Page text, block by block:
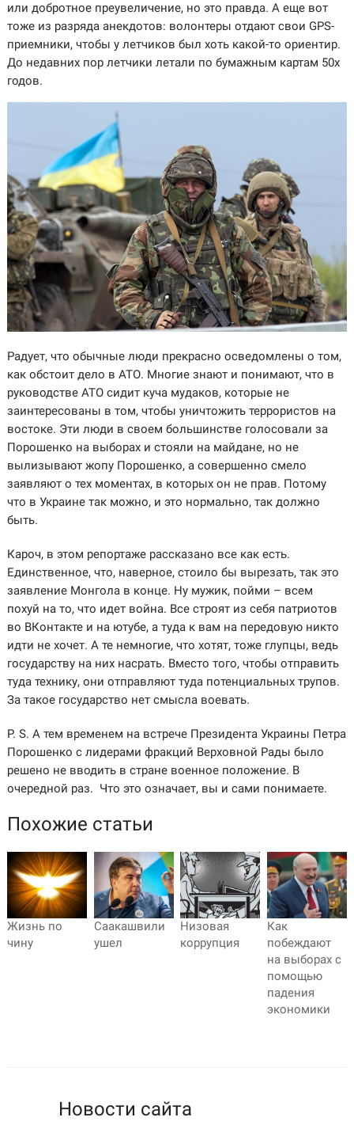
или добротное преувеличение, но это правда. А еще вот
тоже из разряда анекдотов: волонтеры отдают свои GPS-
приемники, чтобы у летчиков был хоть какой-то ориентир.
До недавних пор летчики летали по бумажным картам 50х
годов.
Радует, что обычные люди прекрасно осведомлены о том,
как обстоит дело в АТО. Многие знают и понимают, что в
руководстве АТО сидит куча мудаков, которые не
заинтересованы в том, чтобы уничтожить террористов на
востоке. Эти люди в своем большинстве голосовали за
Порошенко на выборах и стояли на майдане, но не
вылизывают жопу Порошенко, а совершенно смело
заявляют о тех моментах, в которых он не прав. Потому
что в Украине так можно, и это нормально, так должно
быть.
Кароч, в этом репортаже рассказано все как есть.
Единственное, что, наверное, стоило бы вырезать, так это
заявление Монгола в конце. Ну мужик, пойми – всем
похуй на то, что идет война. Все строят из себя патриотов
во ВКонтакте и на ютубе, а туда к вам на передовую никто
идти не хочет. А те немногие, что хотят, тоже глупцы, ведь
государству на них насрать. Вместо того, чтобы отправить
туда технику, они отправляют туда потенциальных трупов.
За такое государство нет смысла воевать.
P. S. А тем временем на встрече Президента Украины Петра
Порошенко с лидерами фракций Верховной Рады было
решено не вводить в стране военное положение. В
очередной раз. Что это означает, вы и сами понимаете.
Похожие статьи
Жизнь по
чину
Саакашвили
ушел
Низовая
коррупция
Как
побеждают
на выборах с
помощью
падения
экономики
Новости сайта